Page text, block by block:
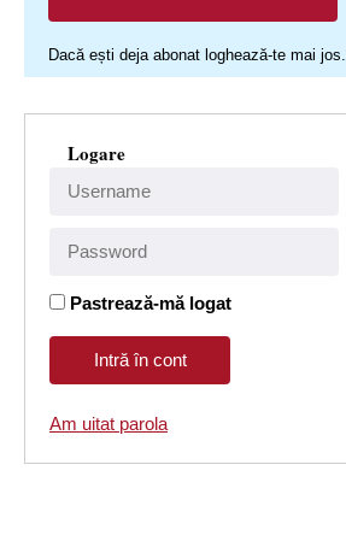
Dacă ești deja abonat loghează-te mai jos.
Logare
Pastrează-mă logat
Am uitat parola